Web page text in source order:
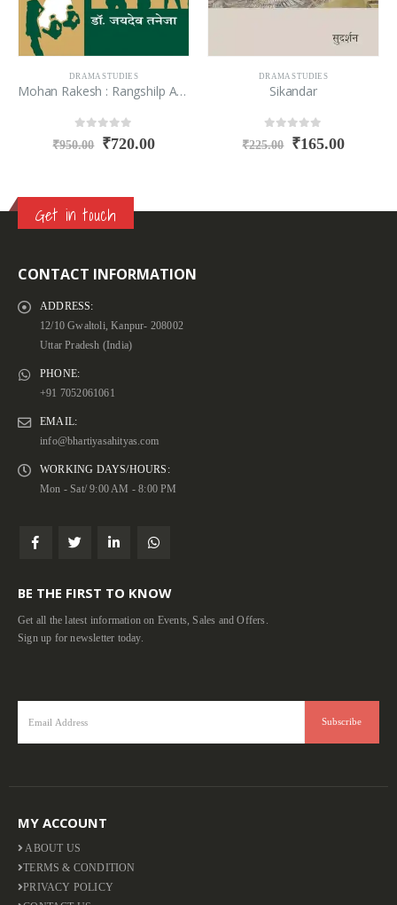
DRAMA STUDIES
Mohan Rakesh : Rangshilp Aur Pradarshan
out of 5
₹950.00 ₹720.00
DRAMA STUDIES
Sikandar
out of 5
₹225.00 ₹165.00
Get in touch
CONTACT INFORMATION
ADDRESS:
12/10 Gwaltoli, Kanpur- 208002
Uttar Pradesh (India)
PHONE:
+91 7052061061
EMAIL:
info@bhartiyasahityas.com
WORKING DAYS/HOURS:
Mon - Sat/ 9:00 AM - 8:00 PM
BE THE FIRST TO KNOW
Get all the latest information on Events, Sales and Offers.
Sign up for newsletter today.
MY ACCOUNT
ABOUT US
TERMS & CONDITION
PRIVACY POLICY